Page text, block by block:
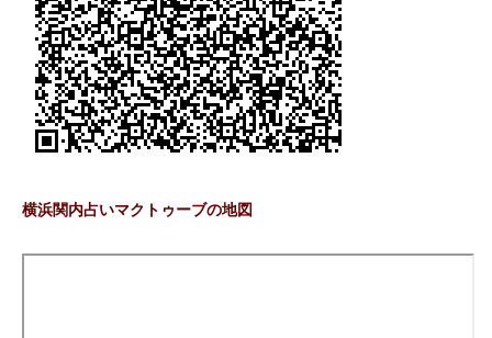
横浜関内占いマクトゥーブの地図